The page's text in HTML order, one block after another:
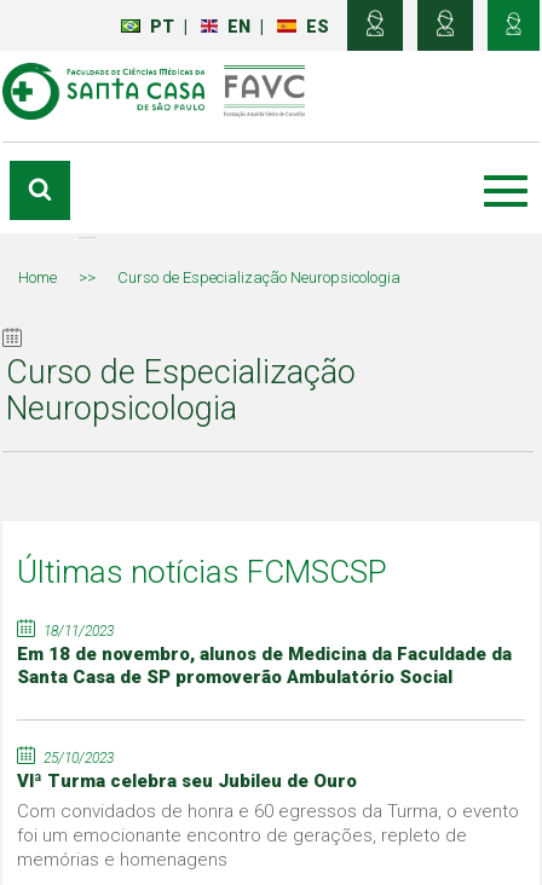
PT EN ES
Home >> Curso de Especialização Neuropsicologia
Curso de Especialização
Neuropsicologia
Últimas notícias FCMSCSP
18/11/2023
Em 18 de novembro, alunos de Medicina da Faculdade da
Santa Casa de SP promoverão Ambulatório Social
25/10/2023
VIª Turma celebra seu Jubileu de Ouro
Com convidados de honra e 60 egressos da Turma, o evento
foi um emocionante encontro de gerações, repleto de
memórias e homenagens